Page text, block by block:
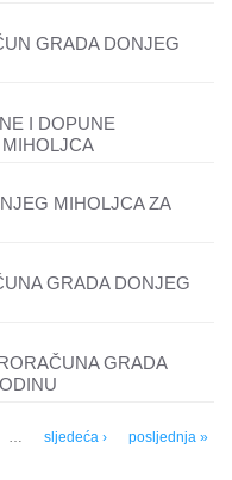
GRADA DONJEG
I DOPUNE
MIHOLJCA ZA
GRADA DONJEG
GRADA
… sljedeća › posljednja »